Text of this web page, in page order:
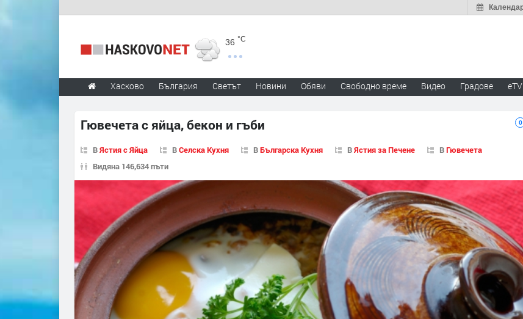
36 °C
Хасково България Светът Новини Обяви Свободно време Видео Градове eTV
Гювечета с яйца, бекон и гъби 0
ВЯстия с Яйца ВСелска Кухня ВБългарска Кухня ВЯстия за Печене ВГювечета
Видяна 146,634 пъти